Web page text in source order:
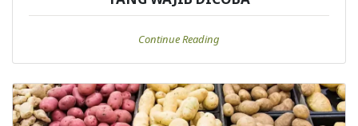
Continue Reading